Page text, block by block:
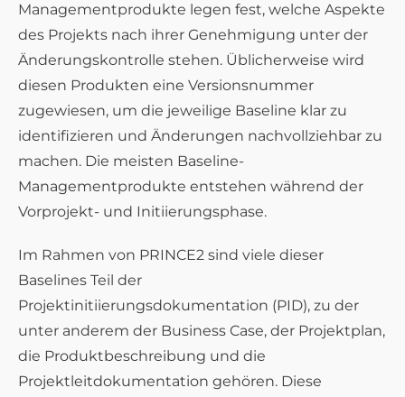
Managementprodukte legen fest, welche Aspekte
des Projekts nach ihrer Genehmigung unter der
Änderungskontrolle stehen. Üblicherweise wird
diesen Produkten eine Versionsnummer
zugewiesen, um die jeweilige Baseline klar zu
identifizieren und Änderungen nachvollziehbar zu
machen. Die meisten Baseline-
Managementprodukte entstehen während der
Vorprojekt- und Initiierungsphase.
Im Rahmen von PRINCE2 sind viele dieser
Baselines Teil der
Projektinitiierungsdokumentation (PID), zu der
unter anderem der Business Case, der Projektplan,
die Produktbeschreibung und die
Projektleitdokumentation gehören. Diese